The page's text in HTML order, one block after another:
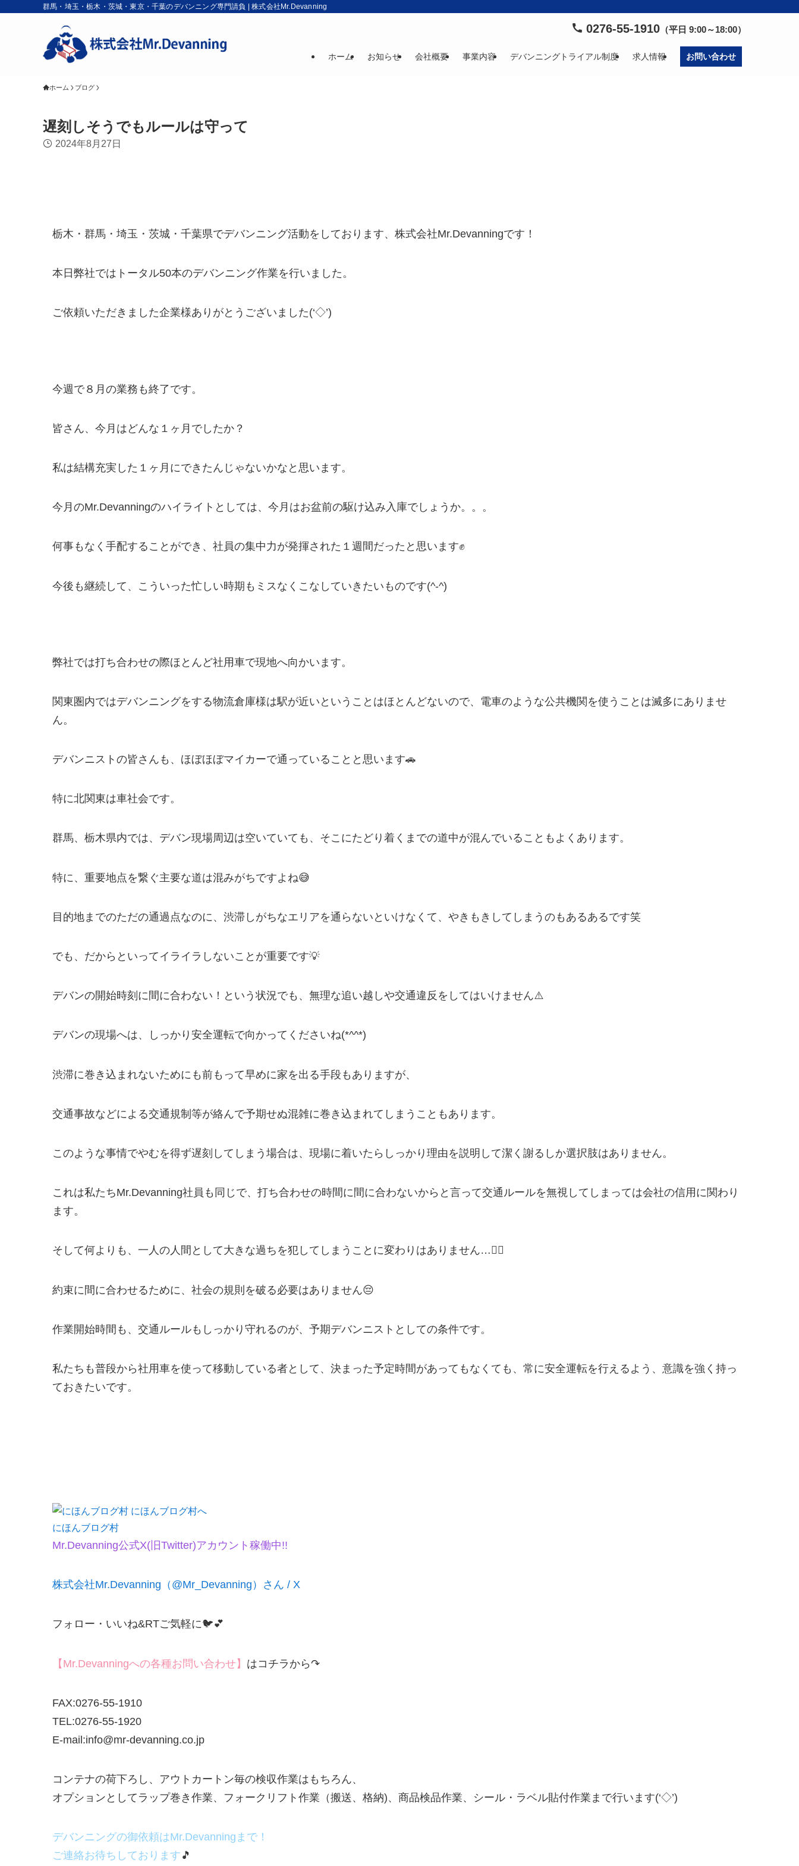
群馬・埼玉・栃木・茨城・東京・千葉のデバンニング専門請負 | 株式会社Mr.Devanning
ホーム お知らせ 会社概要 事業内容 デバンニングトライアル制度 求人情報 お問い合わせ
0276-55-1910 （平日 9:00～18:00）
ホーム ブログ
遅刻しそうでもルールは守って
2024年8月27日
栃木・群馬・埼玉・茨城・千葉県でデバンニング活動をしております、株式会社Mr.Devanningです！
本日弊社ではトータル50本のデバンニング作業を行いました。
ご依頼いただきました企業様ありがとうございました(‘◇’)ゞ
今週で８月の業務も終了です。
皆さん、今月はどんな１ヶ月でしたか？
私は結構充実した１ヶ月にできたんじゃないかなと思います。
今月のMr.Devanningのハイライトとしては、今月はお盆前の駆け込み入庫でしょうか。。。
何事もなく手配することができ、社員の集中力が発揮された１週間だったと思います✊
今後も継続して、こういった忙しい時期もミスなくこなしていきたいものです(^-^)
弊社では打ち合わせの際ほとんど社用車で現地へ向かいます。
関東圏内ではデバンニングをする物流倉庫様は駅が近いということはほとんどないので、電車のような公共機関を使うことは滅多にありませ
ん。
デバンニストの皆さんも、ほぼほぼマイカーで通っていることと思います🚗
特に北関東は車社会です。
群馬、栃木県内では、デバン現場周辺は空いていても、そこにたどり着くまでの道中が混んでいることもよくあります。
特に、重要地点を繋ぐ主要な道は混みがちですよね😅
目的地までのただの通過点なのに、渋滞しがちなエリアを通らないといけなくて、やきもきしてしまうのもあるあるです笑
でも、だからといってイライラしないことが重要です💡
デバンの開始時刻に間に合わない！という状況でも、無理な追い越しや交通違反をしてはいけません⚠️
デバンの現場へは、しっかり安全運転で向かってくださいね(*^^*)
渋滞に巻き込まれないためにも前もって早めに家を出る手段もありますが、
交通事故などによる交通規制等が絡んで予期せぬ混雑に巻き込まれてしまうこともあります。
このような事情でやむを得ず遅刻してしまう場合は、現場に着いたらしっかり理由を説明して潔く謝るしか選択肢はありません。
これは私たちMr.Devanning社員も同じで、打ち合わせの時間に間に合わないからと言って交通ルールを無視してしまっては会社の信用に関わり
ます。
そして何よりも、一人の人間として大きな過ちを犯してしまうことに変わりはありません…👮‍♂️
約束に間に合わせるために、社会の規則を破る必要はありません😔
作業開始時間も、交通ルールもしっかり守れるのが、予期デバンニストとしての条件です。
私たちも普段から社用車を使って移動している者として、決まった予定時間があってもなくても、常に安全運転を行えるよう、意識を強く持っ
ておきたいです。
にほんブログ村
Mr.Devanning公式X(旧Twitter)アカウント稼働中!!
株式会社Mr.Devanning（@Mr_Devanning）さん / X
フォロー・いいね&RTご気軽に🐦💕
【Mr.Devanningへの各種お問い合わせ】 はコチラから↷
FAX:0276-55-1910
TEL:0276-55-1920
E-mail:info@mr-devanning.co.jp
コンテナの荷下ろし、アウトカートン毎の検収作業はもちろん、
オプションとしてラップ巻き作業、フォークリフト作業（搬送、格納)、商品検品作業、シール・ラベル貼付作業まで行います(‘◇’)ゞ
デバンニングの御依頼はMr.Devanningまで！
ご連絡お待ちしております 🎵